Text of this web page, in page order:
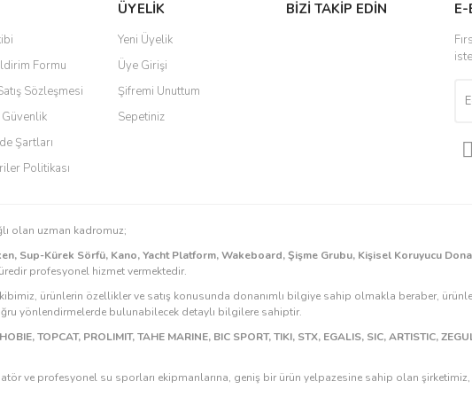
Yorum Yaz
Formu
Sözleşmesi
Şartları
Politikası
ÜYELİK
Yeni Üyelik
Üye Girişi
Şifremi Unuttum
Sepetiniz
BİZİ TAKİP EDİN
olan uzman kadromuz;
Sup-Kürek Sörfü, Kano, Yacht Platform, Wakeboard, Şişme Grubu, Kişisel Koruyucu
profesyonel hizmet vermektedir.
ürünlerin özellikler ve satış konusunda donanımlı bilgiye sahip olmakla beraber,
yönlendirmelerde bulunabilecek detaylı bilgilere sahiptir.
HOBIE, TOPCAT, PROLIMIT, TAHE MARINE, BIC SPORT, TIKI, STX, EGALIS, SIC, ARTISTIC,
ve profesyonel su sporları ekipmanlarına, geniş bir ürün yelpazesine sahip olan şirketimiz,